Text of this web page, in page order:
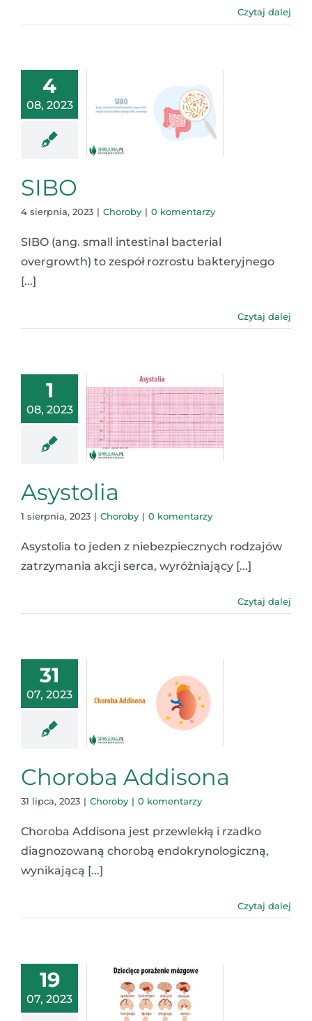
Czytaj dalej
4
08, 2023
SIBO
4 sierpnia, 2023 | Choroby | 0 komentarzy
SIBO (ang. small intestinal bacterial
overgrowth) to zespół rozrostu bakteryjnego
[...]
Czytaj dalej
1
08, 2023
Asystolia
1 sierpnia, 2023 | Choroby | 0 komentarzy
Asystolia to jeden z niebezpiecznych rodzajów
zatrzymania akcji serca, wyróżniający [...]
Czytaj dalej
31
07, 2023
Choroba Addisona
31 lipca, 2023 | Choroby | 0 komentarzy
Choroba Addisona jest przewlekłą i rzadko
diagnozowaną chorobą endokrynologiczną,
wynikającą [...]
Czytaj dalej
19
07, 2023